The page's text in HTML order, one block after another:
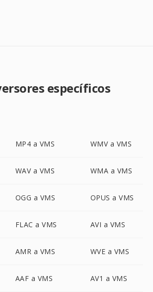
específicos
MP4 a VMS WMV a VMS
WAV a VMS WMA a VMS
OGG a VMS OPUS a VMS
FLAC a VMS AVI a VMS
AMR a VMS WVE a VMS
AAF a VMS AV1 a VMS